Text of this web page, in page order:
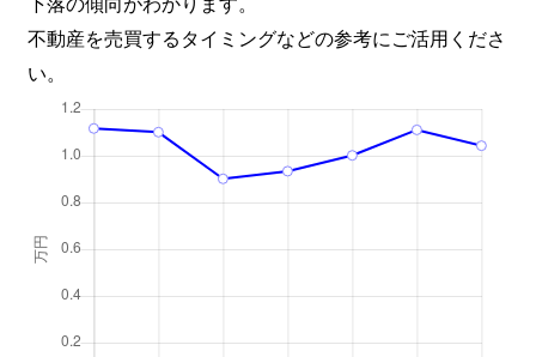
不動産を売買するタイミングなどの参考にご活用くださ
い。